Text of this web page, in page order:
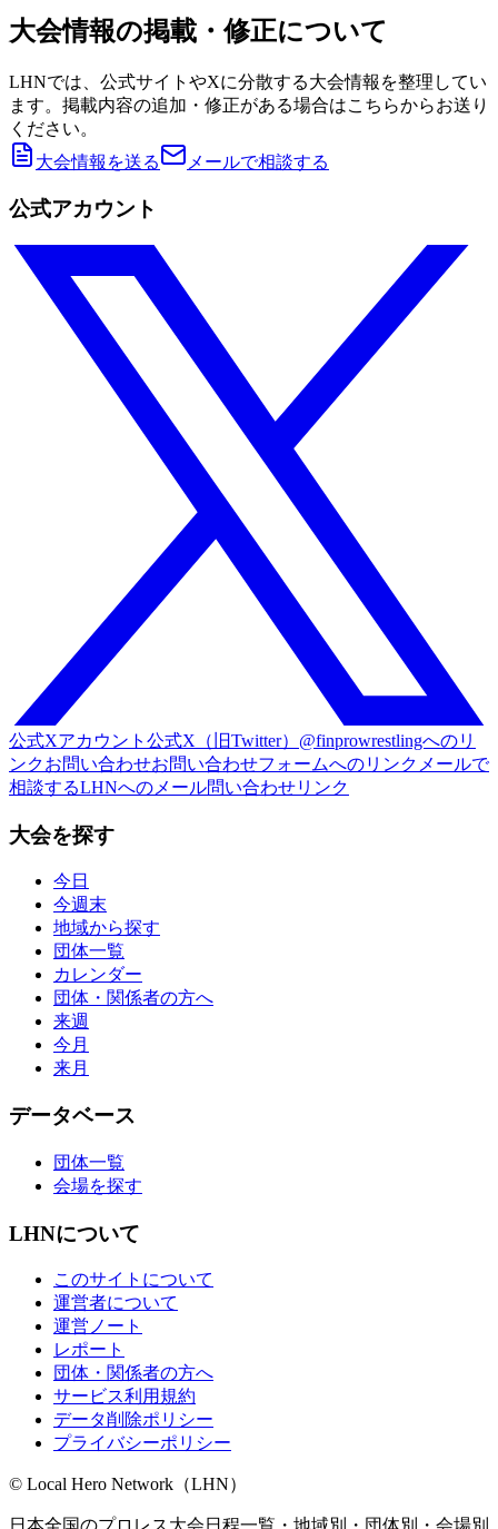
大会情報の掲載・修正について
LHNでは、公式サイトやXに分散する大会情報を整理してい
ます。掲載内容の追加・修正がある場合はこちらからお送り
ください。
大会情報を送る
メールで相談する
公式アカウント
公式Xアカウント 公式X（旧Twitter）@finprowrestlingへのリ
ンクお問い合わせお問い合わせフォームへのリンク メールで
相談するLHNへのメール問い合わせリンク
大会を探す
今日
今週末
地域から探す
団体一覧
カレンダー
団体・関係者の方へ
来週
今月
来月
データベース
団体一覧
会場を探す
LHNについて
このサイトについて
運営者について
運営ノート
レポート
団体・関係者の方へ
サービス利用規約
データ削除ポリシー
プライバシーポリシー
© Local Hero Network（LHN）